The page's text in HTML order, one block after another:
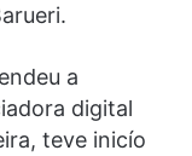
a
digital
teve inicío